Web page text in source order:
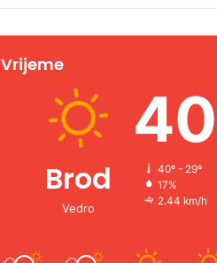
Vrijeme
Brod
Vedro
40
40º - 29º
17%
2.44 km/h